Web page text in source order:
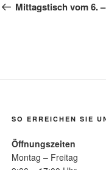
Beitrag
Mittagstisch vom 6.
SO ERREICHEN SIE
Öffnungszeiten
Montag – Freitag